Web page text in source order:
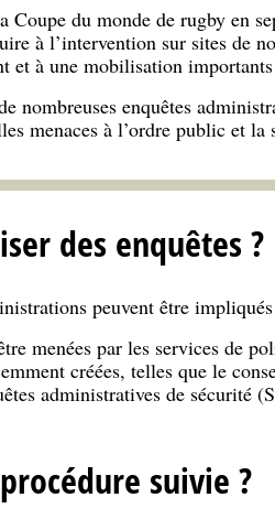
Coupe du monde de rugby en
à l’intervention sur sites de
et à une mobilisation
nombreuses enquêtes
menaces à l’ordre public et la
des enquêtes ?
peuvent être
menées par les services de
créées, telles que le
administratives de sécurité
suivie ?